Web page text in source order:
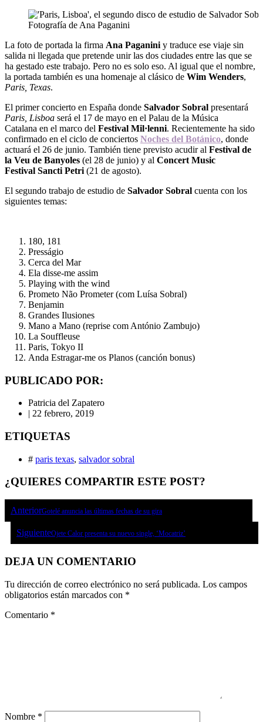
Fotografía de Ana Paganini
La foto de portada la firma Ana Paganini y traduce ese viaje sin
salida ni llegada que pretende unir las dos ciudades entre las que se
ha gestado este trabajo. Pero no es solo eso. Al igual que el nombre,
la portada también es una homenaje al clásico de Wim Wenders,
Paris, Texas.
El primer concierto en España donde Salvador Sobral presentará
Paris, Lisboa será el 17 de mayo en el Palau de la Música
Catalana en el marco del Festival Mil·lenni. Recientemente ha sido
confirmado en el ciclo de conciertos Noches del Botánico, donde
actuará el 26 de junio. También tiene previsto acudir al Festival de
la Veu de Banyoles (el 28 de junio) y al Concert Music
Festival Sancti Petri (21 de agosto).
El segundo trabajo de estudio de Salvador Sobral cuenta con los
siguientes temas:
180, 181
Presságio
Cerca del Mar
Ela disse-me assim
Playing with the wind
Prometo Não Prometer (com Luísa Sobral)
Benjamin
Grandes Ilusiones
Mano a Mano (reprise com António Zambujo)
La Souffleuse
Paris, Tokyo II
Anda Estragar-me os Planos (canción bonus)
PUBLICADO POR:
Patricia del Zapatero
| 22 febrero, 2019
ETIQUETAS
# paris texas, salvador sobral
¿QUIERES COMPARTIR ESTE POST?
AnteriorGotelé anuncia las últimas fechas de su gira
SiguienteOjete Calor presenta su nuevo single, ‘Mocatriz’
DEJA UN COMENTARIO
Tu dirección de correo electrónico no será publicada. Los campos
obligatorios están marcados con *
Comentario *
Nombre *